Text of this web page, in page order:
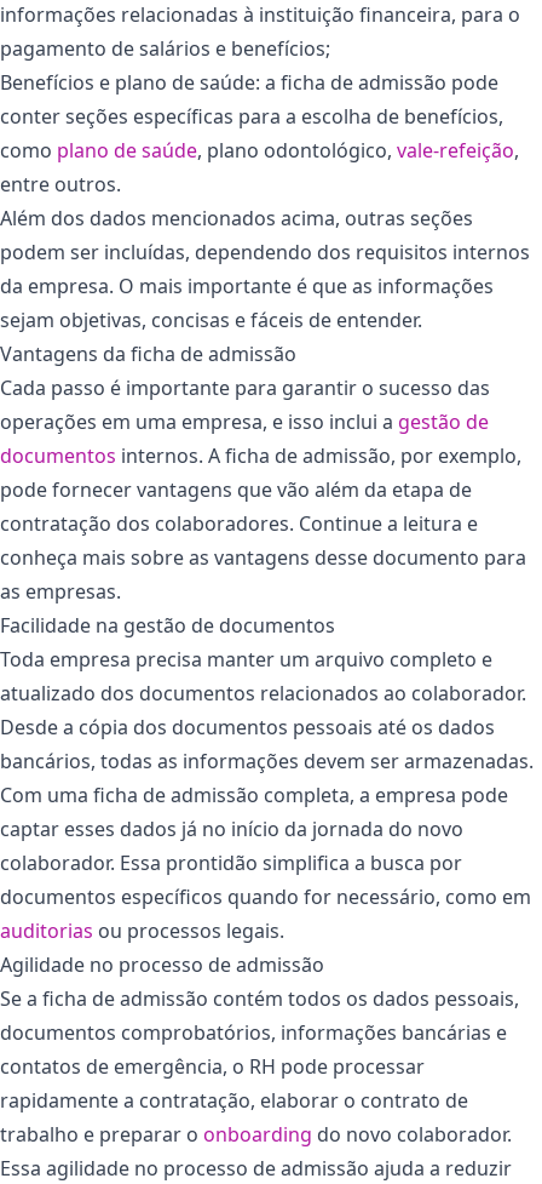
informações relacionadas à instituição financeira, para o
pagamento de salários e benefícios;
Benefícios e plano de saúde: a ficha de admissão pode
conter seções específicas para a escolha de benefícios,
como plano de saúde, plano odontológico, vale-refeição,
entre outros.
Além dos dados mencionados acima, outras seções
podem ser incluídas, dependendo dos requisitos internos
da empresa. O mais importante é que as informações
sejam objetivas, concisas e fáceis de entender.
Vantagens da ficha de admissão
Cada passo é importante para garantir o sucesso das
operações em uma empresa, e isso inclui a gestão de
documentos internos. A ficha de admissão, por exemplo,
pode fornecer vantagens que vão além da etapa de
contratação dos colaboradores. Continue a leitura e
conheça mais sobre as vantagens desse documento para
as empresas.
Facilidade na gestão de documentos
Toda empresa precisa manter um arquivo completo e
atualizado dos documentos relacionados ao colaborador.
Desde a cópia dos documentos pessoais até os dados
bancários, todas as informações devem ser armazenadas.
Com uma ficha de admissão completa, a empresa pode
captar esses dados já no início da jornada do novo
colaborador. Essa prontidão simplifica a busca por
documentos específicos quando for necessário, como em
auditorias ou processos legais.
Agilidade no processo de admissão
Se a ficha de admissão contém todos os dados pessoais,
documentos comprobatórios, informações bancárias e
contatos de emergência, o RH pode processar
rapidamente a contratação, elaborar o contrato de
trabalho e preparar o onboarding do novo colaborador.
Essa agilidade no processo de admissão ajuda a reduzir